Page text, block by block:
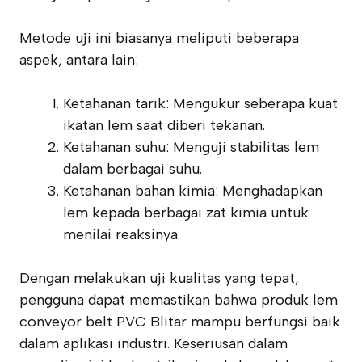
Metode uji ini biasanya meliputi beberapa
aspek, antara lain:
Ketahanan tarik: Mengukur seberapa kuat
ikatan lem saat diberi tekanan.
Ketahanan suhu: Menguji stabilitas lem
dalam berbagai suhu.
Ketahanan bahan kimia: Menghadapkan
lem kepada berbagai zat kimia untuk
menilai reaksinya.
Dengan melakukan uji kualitas yang tepat,
pengguna dapat memastikan bahwa produk lem
conveyor belt PVC Blitar mampu berfungsi baik
dalam aplikasi industri. Keseriusan dalam